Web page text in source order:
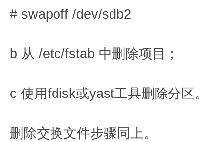
# swapoff /dev/sdb2
b 从 /etc/fstab 中删除项目；
c 使用fdisk或yast工具删除分区。
删除交换文件步骤同上。